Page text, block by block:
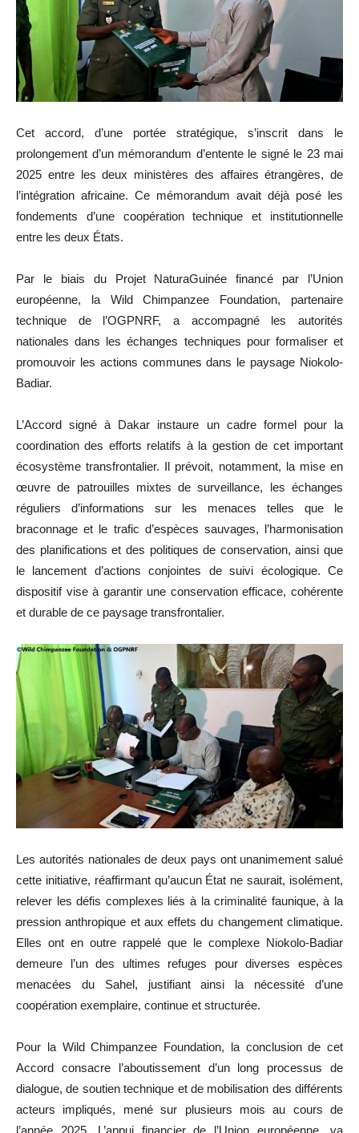
Cet accord, d’une portée stratégique, s’inscrit dans le
prolongement d’un mémorandum d’entente le signé le 23 mai
2025 entre les deux ministères des affaires étrangères, de
l’intégration africaine. Ce mémorandum avait déjà posé les
fondements d’une coopération technique et institutionnelle
entre les deux États.
Par le biais du Projet NaturaGuinée financé par l’Union
européenne, la Wild Chimpanzee Foundation, partenaire
technique de l’OGPNRF, a accompagné les autorités
nationales dans les échanges techniques pour formaliser et
promouvoir les actions communes dans le paysage Niokolo-
Badiar.
L’Accord signé à Dakar instaure un cadre formel pour la
coordination des efforts relatifs à la gestion de cet important
écosystème transfrontalier. Il prévoit, notamment, la mise en
œuvre de patrouilles mixtes de surveillance, les échanges
réguliers d’informations sur les menaces telles que le
braconnage et le trafic d’espèces sauvages, l’harmonisation
des planifications et des politiques de conservation, ainsi que
le lancement d’actions conjointes de suivi écologique. Ce
dispositif vise à garantir une conservation efficace, cohérente
et durable de ce paysage transfrontalier.
Les autorités nationales de deux pays ont unanimement salué
cette initiative, réaffirmant qu’aucun État ne saurait, isolément,
relever les défis complexes liés à la criminalité faunique, à la
pression anthropique et aux effets du changement climatique.
Elles ont en outre rappelé que le complexe Niokolo-Badiar
demeure l’un des ultimes refuges pour diverses espèces
menacées du Sahel, justifiant ainsi la nécessité d’une
coopération exemplaire, continue et structurée.
Pour la Wild Chimpanzee Foundation, la conclusion de cet
Accord consacre l’aboutissement d’un long processus de
dialogue, de soutien technique et de mobilisation des différents
acteurs impliqués, mené sur plusieurs mois au cours de